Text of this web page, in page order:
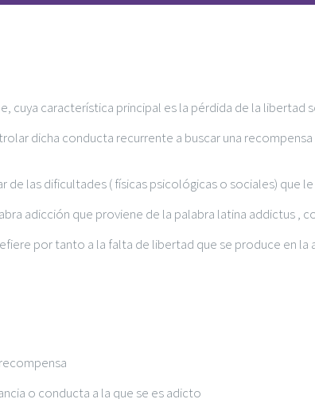
cuya característica principal es la pérdida de la libertad
dicha conducta recurrente a buscar una
de las dificultades ( físicas psicológicas o sociales)
adicción que proviene de la palabra latina addictus ,
por tanto a la falta de libertad que se produce en la
o conducta a la que se es adicto